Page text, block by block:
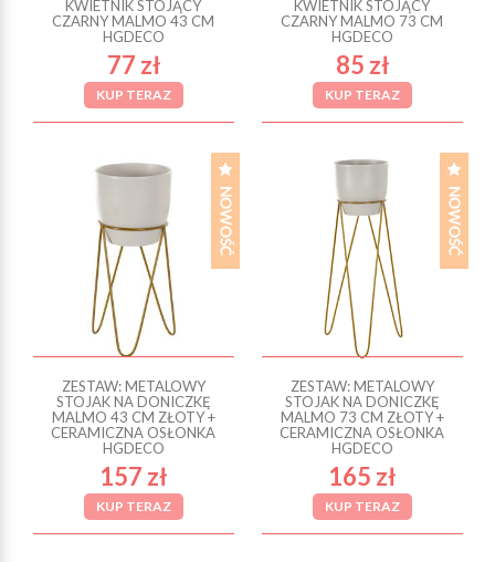
KWIETNIK STOJĄCY
CZARNY MALMO 43 CM
HGDECO
77 zł
KUP TERAZ
KWIETNIK STOJĄCY
CZARNY MALMO 73 CM
HGDECO
85 zł
KUP TERAZ
ZESTAW: METALOWY
STOJAK NA DONICZKĘ
MALMO 43 CM ZŁOTY +
CERAMICZNA OSŁONKA
HGDECO
157 zł
KUP TERAZ
ZESTAW: METALOWY
STOJAK NA DONICZKĘ
MALMO 73 CM ZŁOTY +
CERAMICZNA OSŁONKA
HGDECO
165 zł
KUP TERAZ